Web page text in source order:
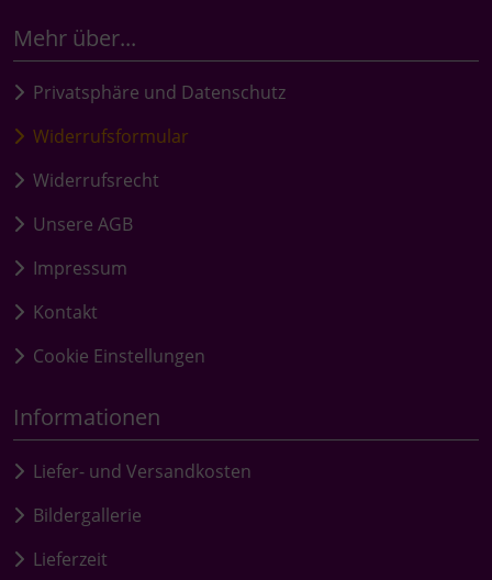
Mehr über...
Privatsphäre und Datenschutz
Widerrufsformular
Widerrufsrecht
Unsere AGB
Impressum
Kontakt
Cookie Einstellungen
Informationen
Liefer- und Versandkosten
Bildergallerie
Lieferzeit